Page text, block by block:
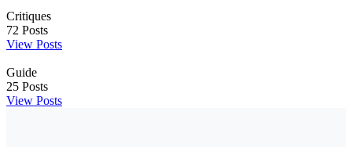
Critiques
72 Posts
View Posts
Guide
25 Posts
View Posts